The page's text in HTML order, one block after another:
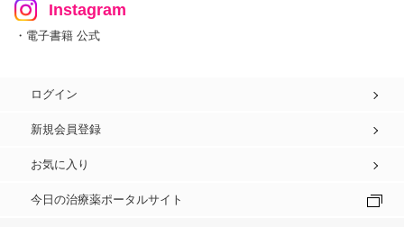
Instagram
・電子書籍 公式
ログイン
新規会員登録
お気に入り
今日の治療薬ポータルサイト